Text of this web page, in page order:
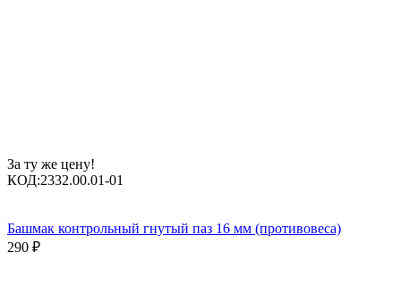
За ту же цену!
КОД:2332.00.01-01
Башмак контрольный гнутый паз 16 мм (противовеса)
290 ₽